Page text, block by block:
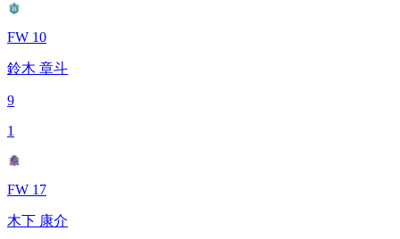
FW 10
鈴木 章斗
9
1
FW 17
木下 康介